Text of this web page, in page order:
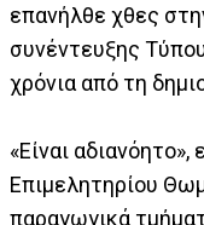
επανήλθε χθες
συνέντευξης
χρόνια από τη
«Είναι
Επιμελητηρίου
παραγωγικά